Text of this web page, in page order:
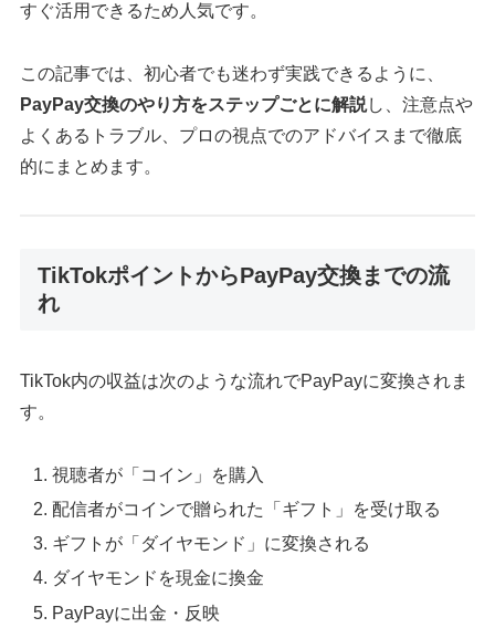
すぐ活用できるため人気です。
この記事では、初心者でも迷わず実践できるように、
PayPay交換のやり方をステップごとに解説し、注意点や
よくあるトラブル、プロの視点でのアドバイスまで徹底
的にまとめます。
TikTokポイントからPayPay交換までの流
れ
TikTok内の収益は次のような流れでPayPayに変換されま
す。
視聴者が「コイン」を購入
配信者がコインで贈られた「ギフト」を受け取る
ギフトが「ダイヤモンド」に変換される
ダイヤモンドを現金に換金
PayPayに出金・反映